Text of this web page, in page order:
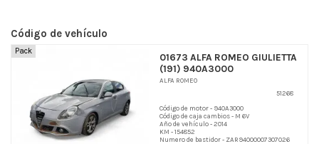
Código de vehículo
Pack
01673 ALFA ROMEO GIULIETTA
(191) 940A3000
ALFA ROMEO
51268
Código de motor - 940A3000
Código de caja cambios - M 6V
Año de vehículo - 2014
KM - 154852
Numero de bastidor - ZAR94000007307026